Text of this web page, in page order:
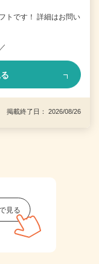
トです！ 詳細はお問い
掲載終了日： 2026/08/26